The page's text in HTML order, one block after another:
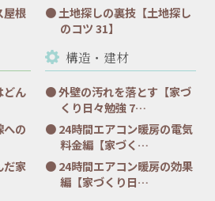
屋根
土地探しの裏技【土地探し
のコツ 31】
どん
の
家
構造・建材
外壁の汚れを落とす【家づ
くり日々勉強 7…
24時間エアコン暖房の電気
料金編【家づく…
24時間エアコン暖房の効果
編【家づくり日…